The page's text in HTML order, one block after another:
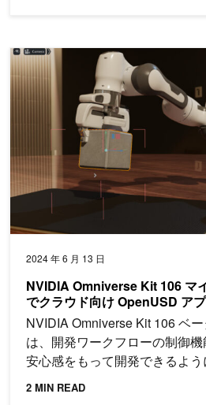
2024 年 6 月 13 日
NVIDIA Omniverse Kit 106 マ
でクラウド向け OpenUSD ア
NVIDIA Omniverse Kit 106 ベ
は、開発ワークフローの制御
安心感をもって開発できるよう
2 MIN READ
NVIDIA Omniverse Kit 106 マイル